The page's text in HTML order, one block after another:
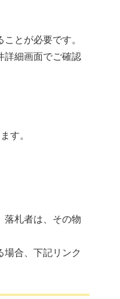
とが必要です。
詳細画面でご確認
す。
落札者は、その物
場合、下記リンク